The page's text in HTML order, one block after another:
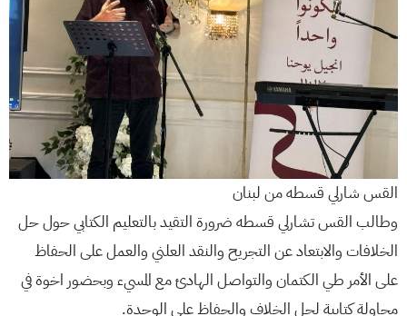
القس شارلي قسطه من لبنان
وطالب القس تشارلي قسطه ضرورة التقيد بالتعليم الكتابي حول حل
الخلافات والابتعاد عن التجريح والنقد العلني والعمل على الحفاظ
على الأمر طي الكتمان والتواصل الهادئ مع المسيء وبحضور اخوة في
محاولة كتابية لحل الخلاف والحفاظ على الوحدة.